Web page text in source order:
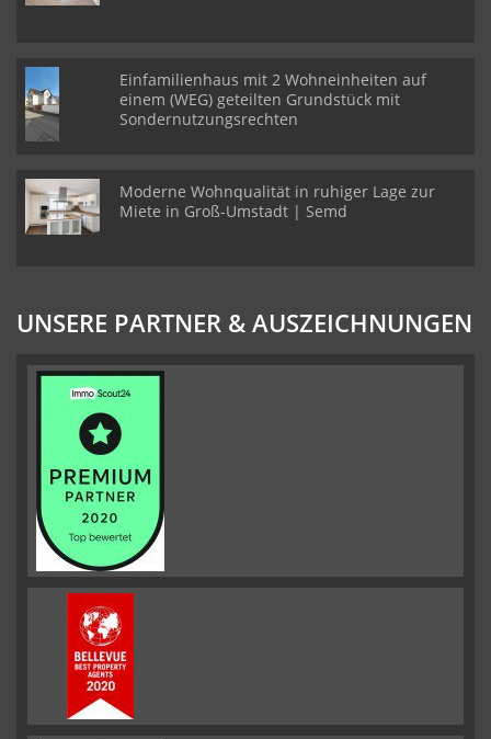
Einfamilienhaus mit 2 Wohneinheiten auf
einem (WEG) geteilten Grundstück mit
Sondernutzungsrechten
Moderne Wohnqualität in ruhiger Lage zur
Miete in Groß-Umstadt | Semd
UNSERE PARTNER & AUSZEICHNUNGEN